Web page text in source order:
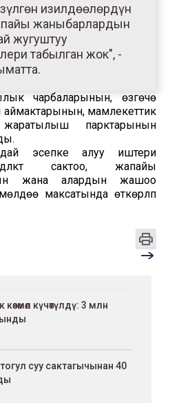
изилдөөлөрдүн
жаныбарлардын
жугуштуу
табылган жок", -
чарбаларынын, өзгөчө
мамлекеттик
парктарынын
эсепке алуу иштери
сактоо, жапайы
жана алардын жашоо
максатында өткөрүлүп
күчөтүлдү: 3 млн
суу сактагычынан 40